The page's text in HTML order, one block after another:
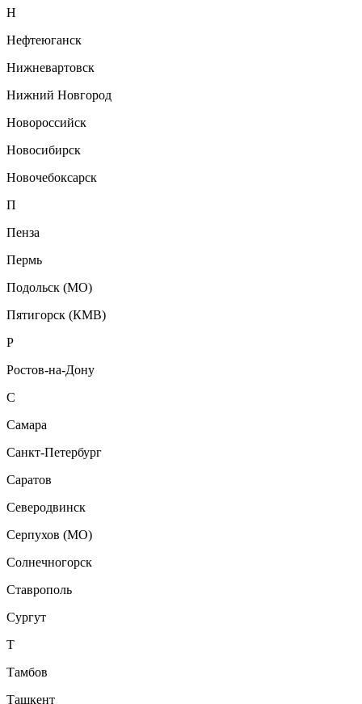
Н
Нефтеюганск
Нижневартовск
Нижний Новгород
Новороссийск
Новосибирск
Новочебоксарск
П
Пенза
Пермь
Подольск (МО)
Пятигорск (КМВ)
Р
Ростов-на-Дону
С
Самара
Санкт-Петербург
Саратов
Северодвинск
Серпухов (МО)
Солнечногорск
Ставрополь
Сургут
Т
Тамбов
Ташкент